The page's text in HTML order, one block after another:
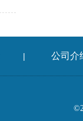
| 公司介